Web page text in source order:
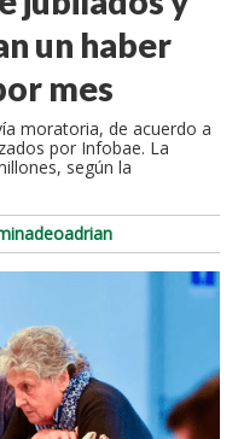
un haber
mes
moratoria, de acuerdo a
por Infobae. La
según la